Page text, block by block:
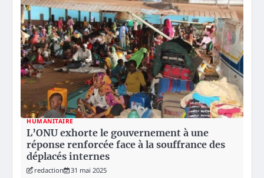
HUMANITAIRE
L’ONU exhorte le gouvernement à une
réponse renforcée face à la souffrance des
déplacés internes
redaction 31 mai 2025